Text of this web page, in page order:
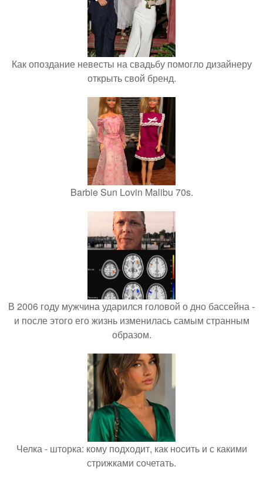
Как опоздание невесты на свадьбу помогло дизайнеру
открыть свой бренд.
Barbie Sun Lovin Malibu 70s.
В 2006 году мужчина ударился головой о дно бассейна -
и после этого его жизнь изменилась самым странным
образом.
Челка - шторка: кому подходит, как носить и с какими
стрижками сочетать.